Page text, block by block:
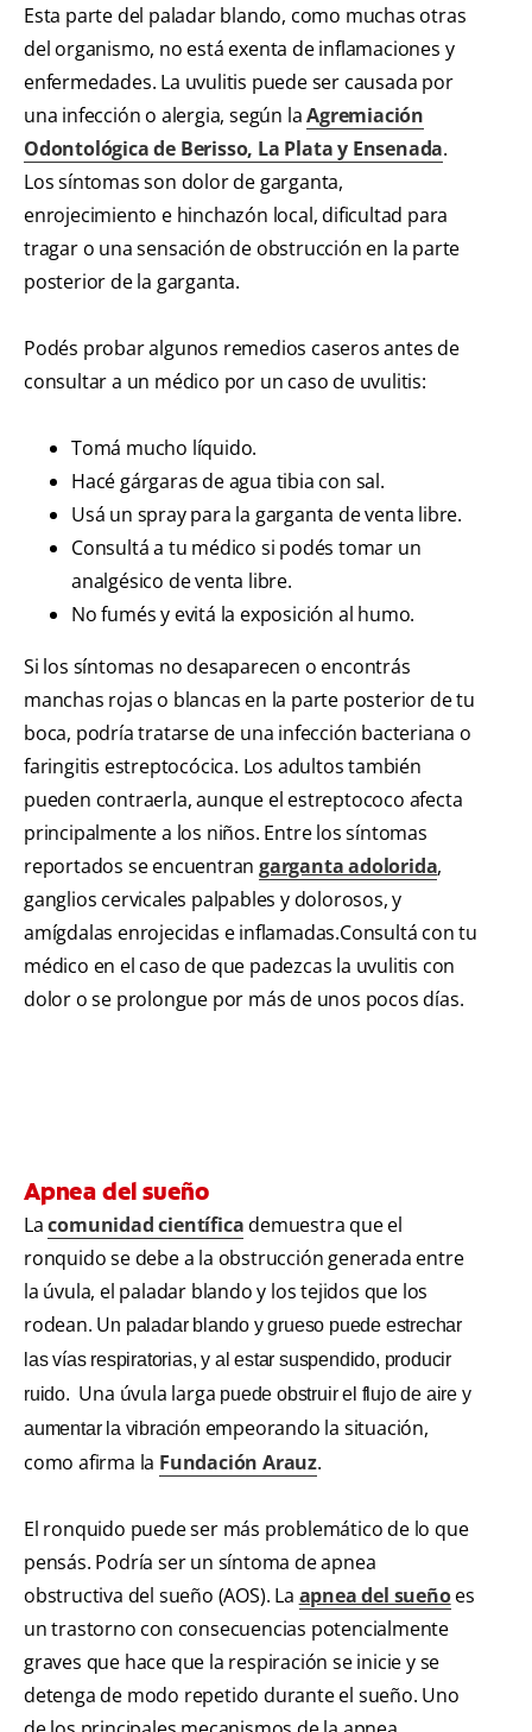
Esta parte del paladar blando, como muchas otras
del organismo, no está exenta de inflamaciones y
enfermedades. La uvulitis puede ser causada por
una infección o alergia, según laAgremiación
Odontológica de Berisso, La Plata y Ensenada.
Los síntomas son dolor de garganta,
enrojecimiento e hinchazón local, dificultad para
tragar o una sensación de obstrucción en la parte
posterior de la garganta.
Podés probar algunos remedios caseros antes de
consultar a un médico por un caso de uvulitis:
Tomá mucho líquido.
Hacé gárgaras de agua tibia con sal.
Usá un spray para la garganta de venta libre.
Consultá a tu médico si podés tomar un
analgésico de venta libre.
No fumés y evitá la exposición al humo.
Si los síntomas no desaparecen o encontrás
manchas rojas o blancas en la parte posterior de tu
boca, podría tratarse de una infección bacteriana o
faringitis estreptocócica. Los adultos también
pueden contraerla, aunque el estreptococo afecta
principalmente a los niños. Entre los síntomas
reportados se encuentrangarganta adolorida,
ganglios cervicales palpables y dolorosos, y
amígdalas enrojecidas e inflamadas.Consultá con tu
médico en el caso de que padezcas la uvulitis con
dolor o se prolongue por más de unos pocos días.
Apnea del sueño
Lacomunidad científicademuestra que el
ronquido se debe a la obstrucción generada entre
la úvula, el paladar blando y los tejidos que los
rodean. Un paladar blando y grueso puede estrechar
las vías respiratorias, y al estar suspendido, producir
ruido. Una úvula larga puede obstruir el flujo de aire y
aumentar la vibración empeorando la situación,
como afirma la Fundación Arauz.
El ronquido puede ser más problemático de lo que
pensás. Podría ser un síntoma de apnea
obstructiva del sueño (AOS). La apnea del sueñoes
un trastorno con consecuencias potencialmente
graves que hace que la respiración se inicie y se
detenga de modo repetido durante el sueño. Uno